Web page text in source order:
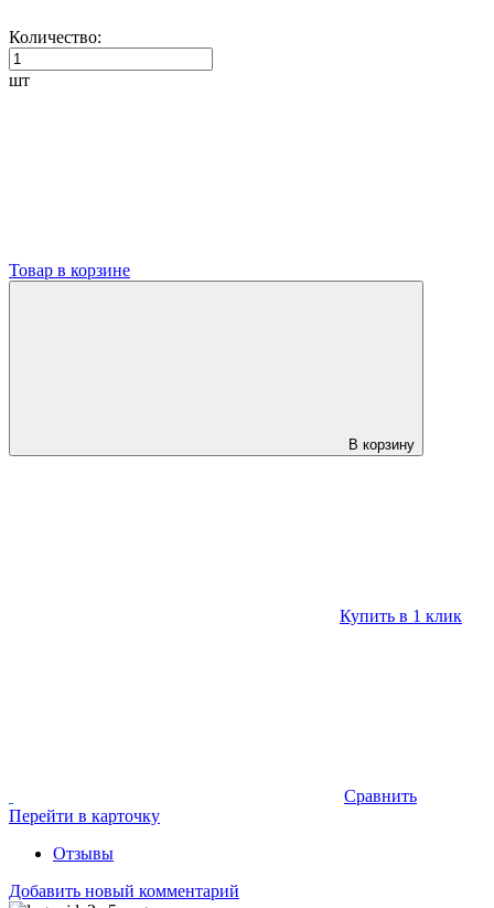
Количество:
шт
Товар в корзине
В корзину
Купить в 1 клик
Сравнить
Перейти в карточку
Отзывы
Добавить новый комментарий